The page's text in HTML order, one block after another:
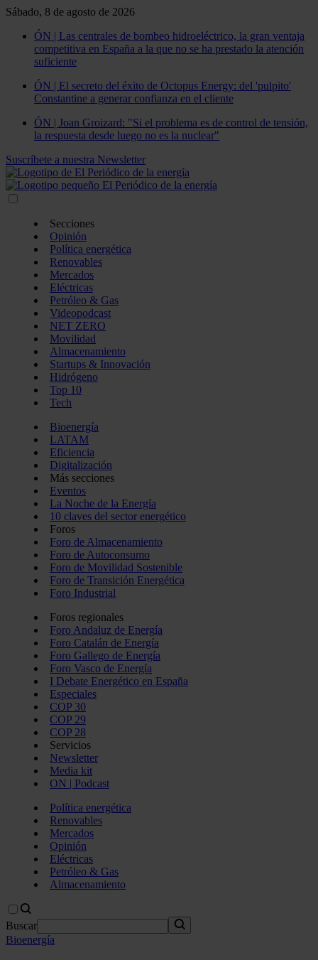
Sábado, 8 de agosto de 2026
ÓN | Las centrales de bombeo hidroeléctrico, la gran ventaja
competitiva en España a la que no se ha prestado la atención
suficiente
ÓN | El secreto del éxito de Octopus Energy: del 'pulpito'
Constantine a generar confianza en el cliente
ÓN | Joan Groizard: "Si el problema es de control de tensión,
la respuesta desde luego no es la nuclear"
Suscríbete a nuestra Newsletter
Secciones
Opinión
Política energética
Renovables
Mercados
Eléctricas
Petróleo & Gas
Videopodcast
NET ZERO
Movilidad
Almacenamiento
Startups & Innovación
Hidrógeno
Top 10
Tech
Bioenergía
LATAM
Eficiencia
Digitalización
Más secciones
Eventos
La Noche de la Energía
10 claves del sector energético
Foros
Foro de Almacenamiento
Foro de Autoconsumo
Foro de Movilidad Sostenible
Foro de Transición Energética
Foro Industrial
Foros regionales
Foro Andaluz de Energía
Foro Catalán de Energía
Foro Gallego de Energía
Foro Vasco de Energía
I Debate Energético en España
Especiales
COP 30
COP 29
COP 28
Servicios
Newsletter
Media kit
ON | Podcast
Política energética
Renovables
Mercados
Opinión
Eléctricas
Petróleo & Gas
Almacenamiento
Buscar
Bioenergía